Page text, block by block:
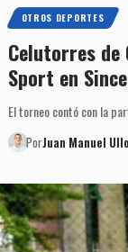
OTROS DEPORTES
Celutorres de
Sport en
El torneo contó con la
PorJuan Manuel